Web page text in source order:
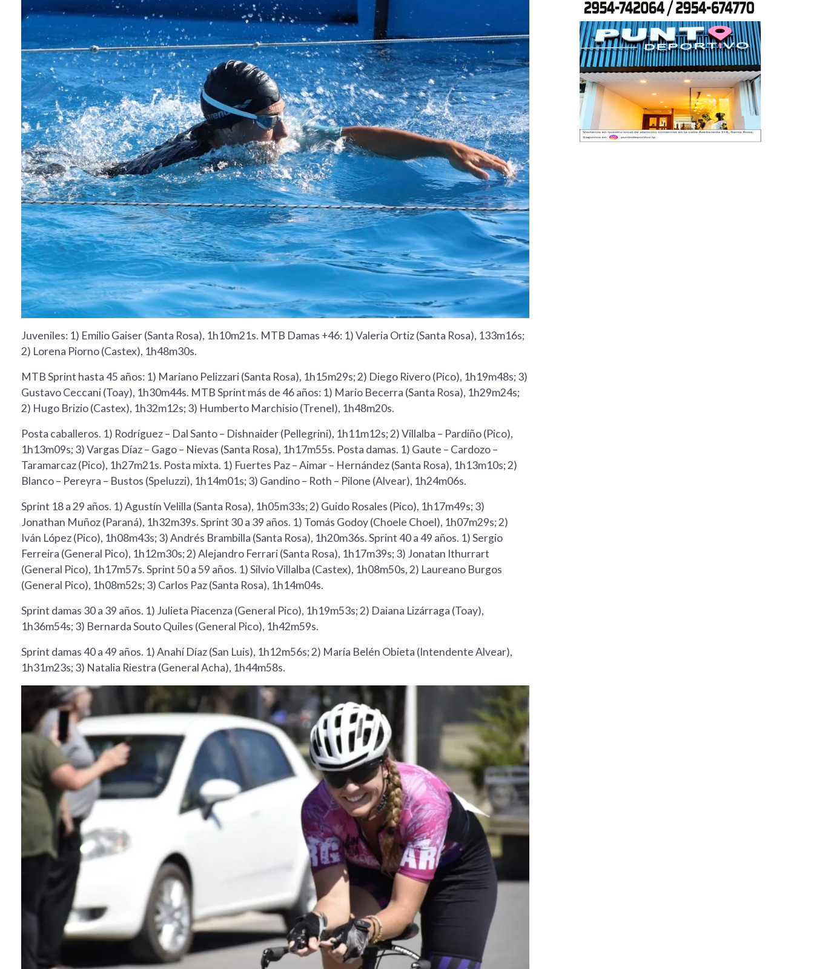
Juveniles: 1) Emilio Gaiser (Santa Rosa), 1h10m21s. MTB Damas +46: 1) Valeria Ortiz (Santa Rosa), 133m16s;
2) Lorena Piorno (Castex), 1h48m30s.
MTB Sprint hasta 45 años: 1) Mariano Pelizzari (Santa Rosa), 1h15m29s; 2) Diego Rivero (Pico), 1h19m48s; 3)
Gustavo Ceccani (Toay), 1h30m44s. MTB Sprint más de 46 años: 1) Mario Becerra (Santa Rosa), 1h29m24s;
2) Hugo Brizio (Castex), 1h32m12s; 3) Humberto Marchisio (Trenel), 1h48m20s.
Posta caballeros. 1) Rodríguez – Dal Santo – Dishnaider (Pellegrini), 1h11m12s; 2) Villalba – Pardiño (Pico),
1h13m09s; 3) Vargas Díaz – Gago – Nievas (Santa Rosa), 1h17m55s. Posta damas. 1) Gaute – Cardozo –
Taramarcaz (Pico), 1h27m21s. Posta mixta. 1) Fuertes Paz – Aimar – Hernández (Santa Rosa), 1h13m10s; 2)
Blanco – Pereyra – Bustos (Speluzzi), 1h14m01s; 3) Gandino – Roth – Pilone (Alvear), 1h24m06s.
Sprint 18 a 29 años. 1) Agustín Velilla (Santa Rosa), 1h05m33s; 2) Guido Rosales (Pico), 1h17m49s; 3)
Jonathan Muñoz (Paraná), 1h32m39s. Sprint 30 a 39 años. 1) Tomás Godoy (Choele Choel), 1h07m29s; 2)
Iván López (Pico), 1h08m43s; 3) Andrés Brambilla (Santa Rosa), 1h20m36s. Sprint 40 a 49 años. 1) Sergio
Ferreira (General Pico), 1h12m30s; 2) Alejandro Ferrari (Santa Rosa), 1h17m39s; 3) Jonatan Ithurrart
(General Pico), 1h17m57s. Sprint 50 a 59 años. 1) Silvio Villalba (Castex), 1h08m50s, 2) Laureano Burgos
(General Pico), 1h08m52s; 3) Carlos Paz (Santa Rosa), 1h14m04s.
Sprint damas 30 a 39 años. 1) Julieta Piacenza (General Pico), 1h19m53s; 2) Daiana Lizárraga (Toay),
1h36m54s; 3) Bernarda Souto Quiles (General Pico), 1h42m59s.
Sprint damas 40 a 49 años. 1) Anahí Díaz (San Luis), 1h12m56s; 2) María Belén Obieta (Intendente Alvear),
1h31m23s; 3) Natalia Riestra (General Acha), 1h44m58s.